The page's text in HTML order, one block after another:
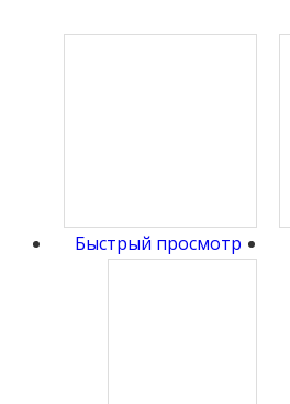
Быстрый просмотр